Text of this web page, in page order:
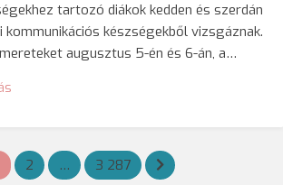
tartozó diákok kedden és szerdán
kommunikációs készségekből vizsgáznak.
augusztus 5-én és 6-án, a…
2 … 3 287